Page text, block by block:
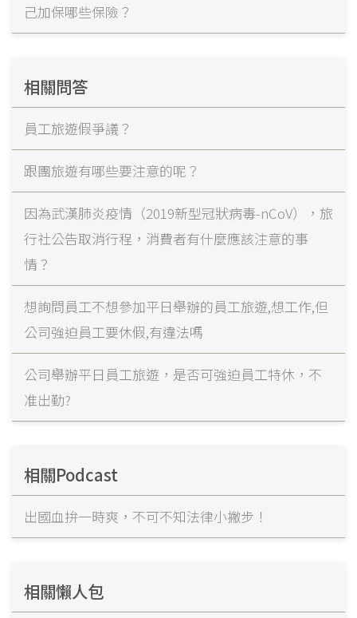
己加保哪些保險？
相關問答
員工旅遊假爭議？
跟團旅遊有哪些要注意的呢？
因為武漢肺炎疫情（2019新型冠狀病毒-nCoV），旅
行社公告取消行程，消費者有什麼應該注意的事
情？
想詢問員工不想參加平日舉辦的員工旅遊,想工作,但
公司強迫員工要休假,有違法嗎
公司舉辦平日員工旅遊，是否可強迫員工特休，不
准出勤?
相關Podcast
出國血拚一時爽，不可不知法律小撇步！
相關懶人包